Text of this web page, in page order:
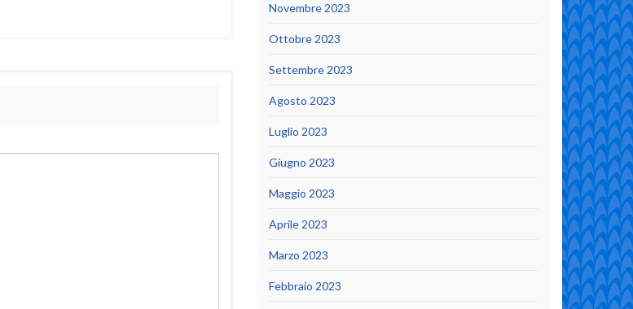
Novembre 2023
Ottobre 2023
Settembre 2023
Agosto 2023
Luglio 2023
Giugno 2023
Maggio 2023
Aprile 2023
Marzo 2023
Febbraio 2023